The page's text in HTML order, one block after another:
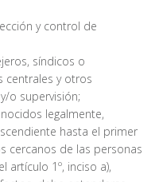
y control de
síndicos o
centrales y otros
o supervisión;
legalmente,
hasta el primer
cercanos de las personas
artículo 1º, inciso a),